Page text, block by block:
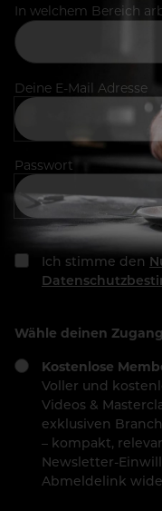
In welchem Bereich
Deine E-Mail Adresse
Passwort
Ich stimme den
Wähle deinen
Kostenlose
Voller und
Videos &
exklusiven
– kompakt,
Newsletter-
Abmeldelink